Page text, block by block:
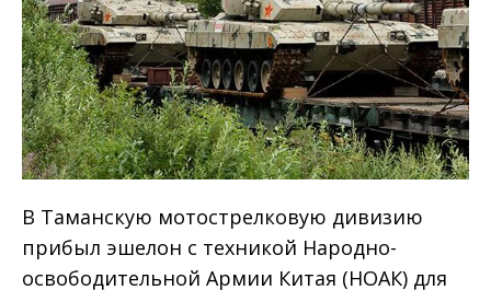
В Таманскую мотострелковую дивизию
прибыл эшелон с техникой Народно-
освободительной Армии Китая (НОАК) для